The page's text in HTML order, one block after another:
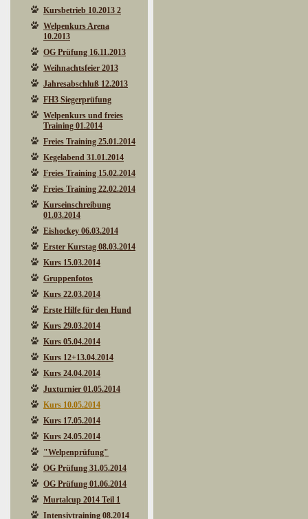
Kursbetrieb 10.2013 2
Welpenkurs Arena
10.2013
OG Prüfung 16.11.2013
Weihnachtsfeier 2013
Jahresabschluß 12.2013
FH3 Siegerprüfung
Welpenkurs und freies
Training 01.2014
Freies Training 25.01.2014
Kegelabend 31.01.2014
Freies Training 15.02.2014
Freies Training 22.02.2014
Kurseinschreibung
01.03.2014
Eishockey 06.03.2014
Erster Kurstag 08.03.2014
Kurs 15.03.2014
Gruppenfotos
Kurs 22.03.2014
Erste Hilfe für den Hund
Kurs 29.03.2014
Kurs 05.04.2014
Kurs 12+13.04.2014
Kurs 24.04.2014
Juxturnier 01.05.2014
Kurs 10.05.2014
Kurs 17.05.2014
Kurs 24.05.2014
"Welpenprüfung"
OG Prüfung 31.05.2014
OG Prüfung 01.06.2014
Murtalcup 2014 Teil 1
Intensivtraining 08.2014